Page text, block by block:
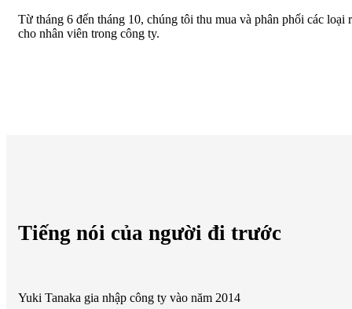
Từ tháng 6 đến tháng 10, chúng tôi thu mua và phân phối các loại
cho nhân viên trong công ty.
Tiếng nói của người đi trước
Yuki Tanaka gia nhập công ty vào năm 2014